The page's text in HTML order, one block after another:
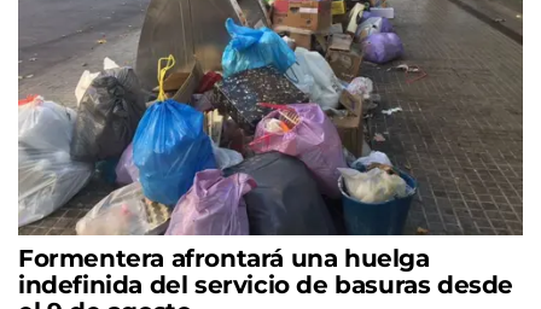
Formentera afrontará una huelga
indefinida del servicio de basuras desde